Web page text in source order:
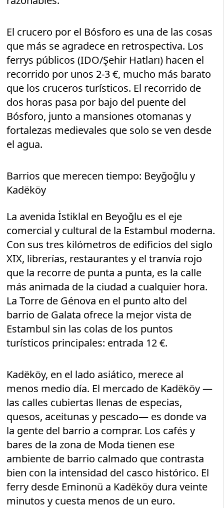
El crucero por el Bósforo es una de las cosas
que más se agradece en retrospectiva. Los
ferrys públicos (IDO/Şehir Hatları) hacen el
recorrido por unos 2-3 €, mucho más barato
que los cruceros turísticos. El recorrido de
dos horas pasa por bajo del puente del
Bósforo, junto a mansiones otomanas y
fortalezas medievales que solo se ven desde
el agua.
Barrios que merecen tiempo: Beyğoğlu y
Kadëköy
La avenida İstiklal en Beyoğlu es el eje
comercial y cultural de la Estambul moderna.
Con sus tres kilómetros de edificios del siglo
XIX, librerías, restaurantes y el tranvía rojo
que la recorre de punta a punta, es la calle
más animada de la ciudad a cualquier hora.
La Torre de Génova en el punto alto del
barrio de Galata ofrece la mejor vista de
Estambul sin las colas de los puntos
turísticos principales: entrada 12 €.
Kadëköy, en el lado asiático, merece al
menos medio día. El mercado de Kadëköy —
las calles cubiertas llenas de especias,
quesos, aceitunas y pescado— es donde va
la gente del barrio a comprar. Los cafés y
bares de la zona de Moda tienen ese
ambiente de barrio calmado que contrasta
bien con la intensidad del casco histórico. El
ferry desde Eminonü a Kadëköy dura veinte
minutos y cuesta menos de un euro.